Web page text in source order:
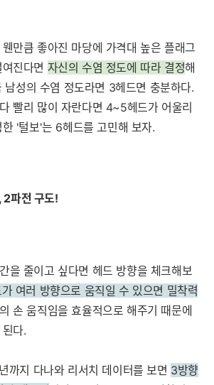
만큼 좋아진 마당에 가격대 높은 플래그
진다면 자신의 수염 정도에 따라 결정해
남성의 수염 정도라면 3헤드면 충분하다.
빨리 많이 자란다면 4~5헤드가 어울리
'털보'는 6헤드를 고민해 보자.
파전 구도!
을 줄이고 싶다면 헤드 방향을 체크해보
여러 방향으로 움직일 수 있으면 밀착력
손 움직임을 효율적으로 해주기 때문에
다.
지 다나와 리서치 데이터를 보면 3방향